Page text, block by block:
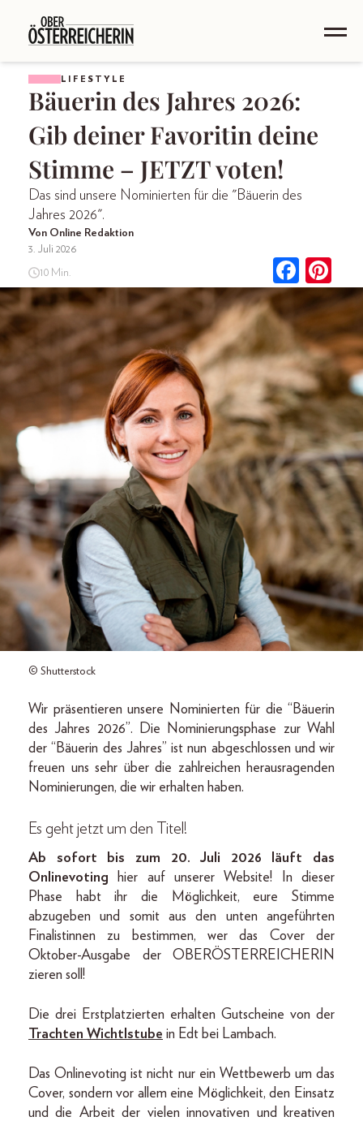
LIFESTYLE
Bäuerin des Jahres 2026:
Gib deiner Favoritin deine
Stimme – JETZT voten!
Das sind unsere Nominierten für die "Bäuerin des
Jahres 2026".
Von Online Redaktion
3. Juli 2026
10 Min.
© Shutterstock
Wir präsentieren unsere Nominierten für die “Bäuerin
des Jahres 2026”. Die Nominierungsphase zur Wahl
der “Bäuerin des Jahres” ist nun abgeschlossen und wir
freuen uns sehr über die zahlreichen herausragenden
Nominierungen, die wir erhalten haben.
Es geht jetzt um den Titel!
Ab sofort bis zum 20. Juli 2026 läuft das
Onlinevoting hier auf unserer Website! In dieser
Phase habt ihr die Möglichkeit, eure Stimme
abzugeben und somit aus den unten angeführten
Finalistinnen zu bestimmen, wer das Cover der
Oktober-Ausgabe der OBERÖSTERREICHERIN
zieren soll!
Die drei Erstplatzierten erhalten Gutscheine von der
Trachten Wichtlstube in Edt bei Lambach.
Das Onlinevoting ist nicht nur ein Wettbewerb um das
Cover, sondern vor allem eine Möglichkeit, den Einsatz
und die Arbeit der vielen innovativen und kreativen